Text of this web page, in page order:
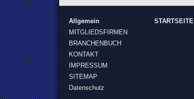
Allgemein
MITGLIEDSFIRMEN
BRANCHENBUCH
KONTAKT
IMPRESSUM
SITEMAP
Datenschutz
STARTSEITE